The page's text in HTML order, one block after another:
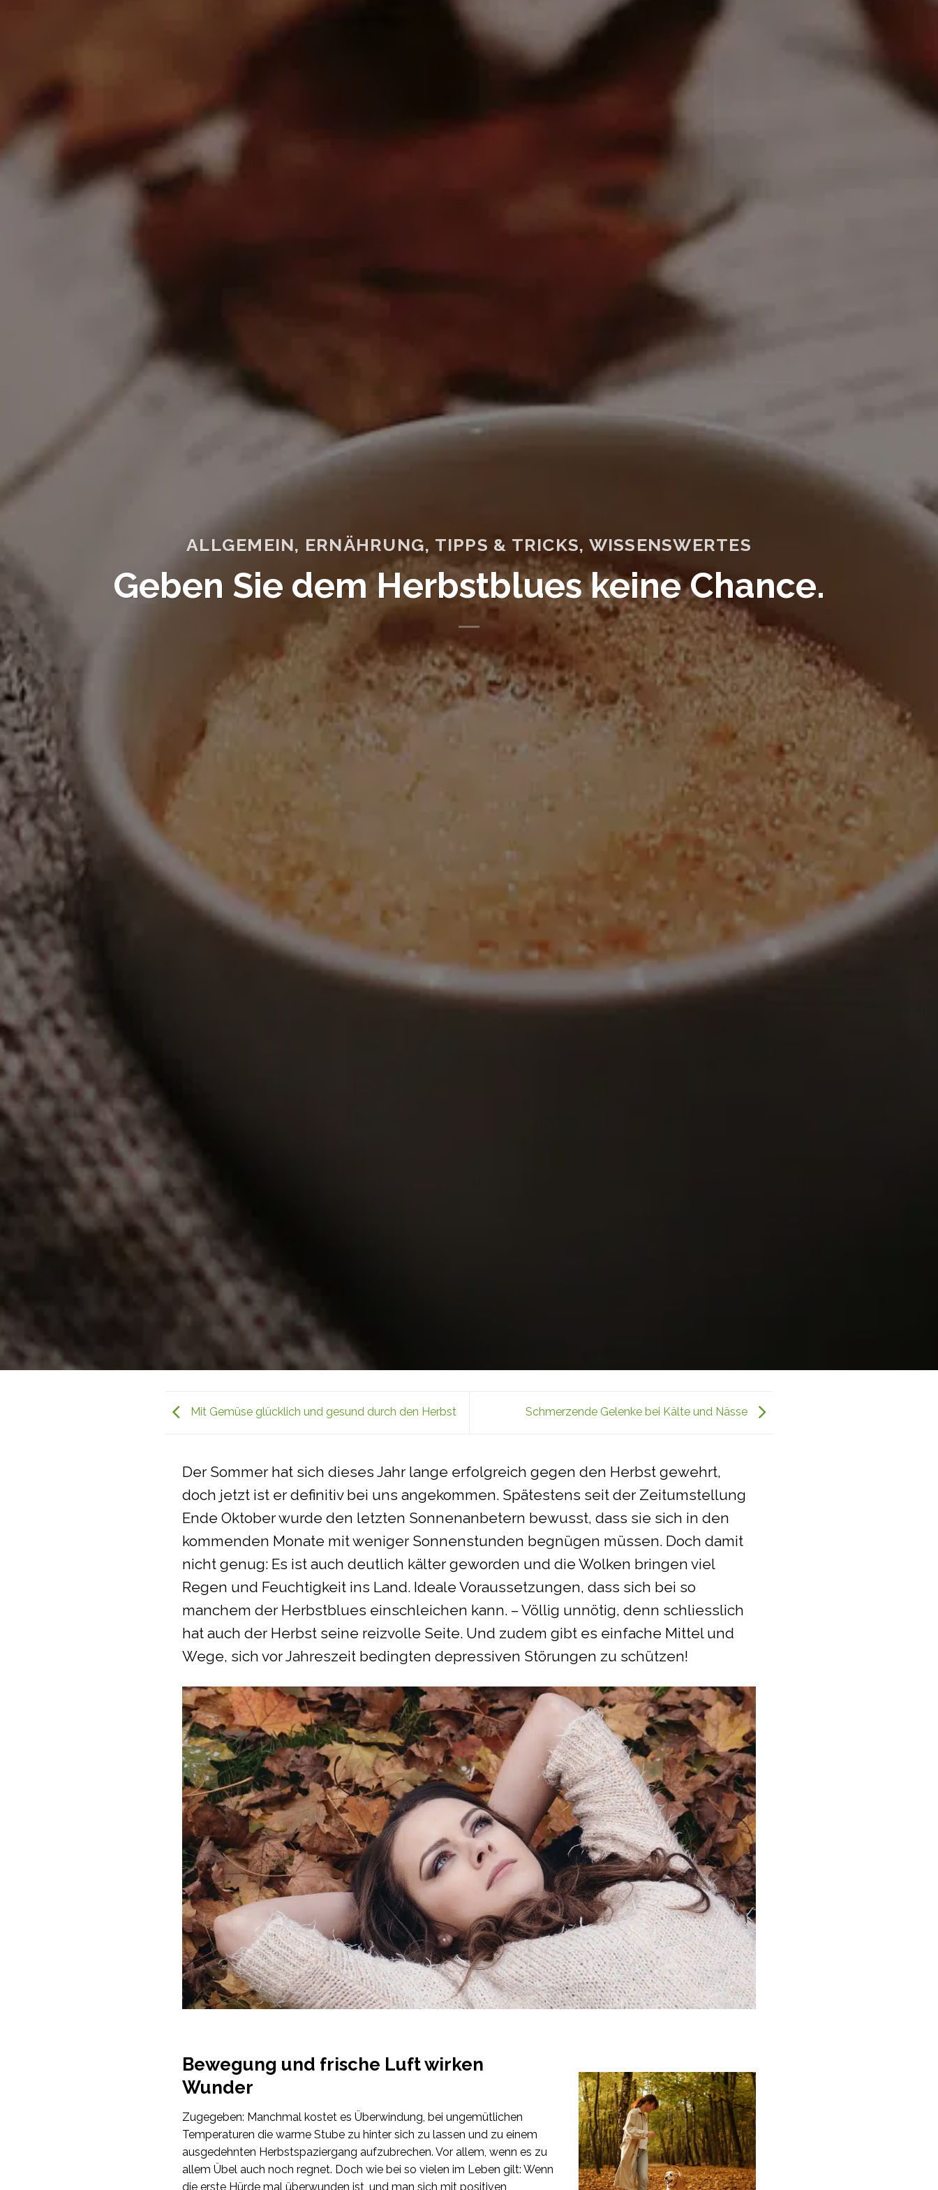
ALLGEMEIN, ERNÄHRUNG, TIPPS & TRICKS, WISSENSWERTES
Geben Sie dem Herbstblues keine Chance.
Der Sommer hat sich dieses Jahr lange erfolgreich gegen den Herbst gewehrt,
doch jetzt ist er definitiv bei uns angekommen. Spätestens seit der Zeitumstellung
Ende Oktober wurde den letzten Sonnenanbetern bewusst, dass sie sich in den
kommenden Monate mit weniger Sonnenstunden begnügen müssen. Doch damit
nicht genug: Es ist auch deutlich kälter geworden und die Wolken bringen viel
Regen und Feuchtigkeit ins Land. Ideale Voraussetzungen, dass sich bei so
manchem der Herbstblues einschleichen kann. – Völlig unnötig, denn schliesslich
hat auch der Herbst seine reizvolle Seite. Und zudem gibt es einfache Mittel und
Wege, sich vor Jahreszeit bedingten depressiven Störungen zu schützen!
Bewegung und frische Luft wirken
Wunder
Zugegeben: Manchmal kostet es Überwindung, bei ungemütlichen
Temperaturen die warme Stube zu hinter sich zu lassen und zu einem
ausgedehnten Herbstspaziergang aufzubrechen. Vor allem, wenn es zu
allem Übel auch noch regnet. Doch wie bei so vielen im Leben gilt: Wenn
die erste Hürde mal überwunden ist, und man sich mit positiven
Mit Gemüse glücklich und gesund durch den Herbst Schmerzende Gelenke bei Kälte und Nässe